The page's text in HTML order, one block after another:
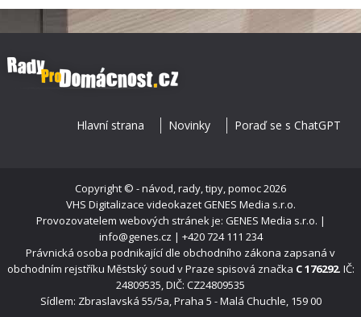
Hlavní strana Novinky Poraď se s ChatGPT
Copyright © - návod, rady, tipy, pomoc2026
VHS Digitalizace videokazetGENES Media s.r.o.
Provozovatelem webových stránek je: GENES Media s.r.o. |
info@genes.cz | +420 724 111 234
Právnická osoba podnikající dle obchodního zákona zapsaná v
obchodním rejstříku Městský soud v Praze spisová značka C 176292. IČ:
24809535, DIČ: CZ24809535
Sídlem: Zbraslavská 55/5a, Praha 5 - Malá Chuchle, 159 00